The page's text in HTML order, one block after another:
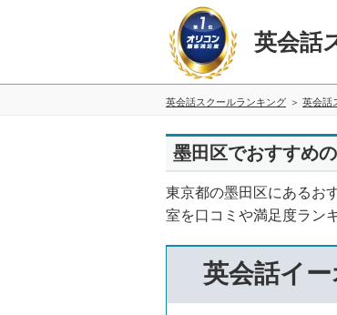
英会話
英会話スクールランキング 英会話
墨田区でおすすめ
東京都の墨田区にあるお
室を口コミや満足度ラン
英会話イ